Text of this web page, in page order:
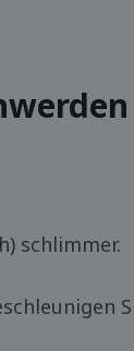
schlimmer.